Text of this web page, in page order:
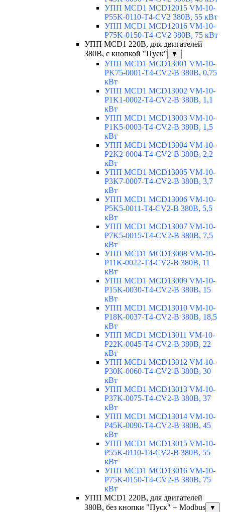
УПП MCD1 MCD12015 VM-10-
P55K-0110-T4-CV2 380В, 55 кВт
УПП MCD1 MCD12016 VM-10-
P75K-0150-T4-CV2 380В, 75 кВт
УПП MCD1 220В, для двигателей
380В, с кнопкой "Пуск"
▼
УПП MCD1 MCD13001 VM-10-
PK75-0001-T4-CV2-B 380В, 0,75
кВт
УПП MCD1 MCD13002 VM-10-
P1K1-0002-T4-CV2-B 380В, 1,1
кВт
УПП MCD1 MCD13003 VM-10-
P1K5-0003-T4-CV2-B 380В, 1,5
кВт
УПП MCD1 MCD13004 VM-10-
P2K2-0004-T4-CV2-B 380В, 2,2
кВт
УПП MCD1 MCD13005 VM-10-
P3K7-0007-T4-CV2-B 380В, 3,7
кВт
УПП MCD1 MCD13006 VM-10-
P5K5-0011-T4-CV2-B 380В, 5,5
кВт
УПП MCD1 MCD13007 VM-10-
P7K5-0015-T4-CV2-B 380В, 7,5
кВт
УПП MCD1 MCD13008 VM-10-
P11K-0022-T4-CV2-B 380В, 11
кВт
УПП MCD1 MCD13009 VM-10-
P15K-0030-T4-CV2-B 380В, 15
кВт
УПП MCD1 MCD13010 VM-10-
P18K-0037-T4-CV2-B 380В, 18,5
кВт
УПП MCD1 MCD13011 VM-10-
P22K-0045-T4-CV2-B 380В, 22
кВт
УПП MCD1 MCD13012 VM-10-
P30K-0060-T4-CV2-B 380В, 30
кВт
УПП MCD1 MCD13013 VM-10-
P37K-0075-T4-CV2-B 380В, 37
кВт
УПП MCD1 MCD13014 VM-10-
P45K-0090-T4-CV2-B 380В, 45
кВт
УПП MCD1 MCD13015 VM-10-
P55K-0110-T4-CV2-B 380В, 55
кВт
УПП MCD1 MCD13016 VM-10-
P75K-0150-T4-CV2-B 380В, 75
кВт
УПП MCD1 220В, для двигателей
380В, без кнопки "Пуск" + Modbus
▼